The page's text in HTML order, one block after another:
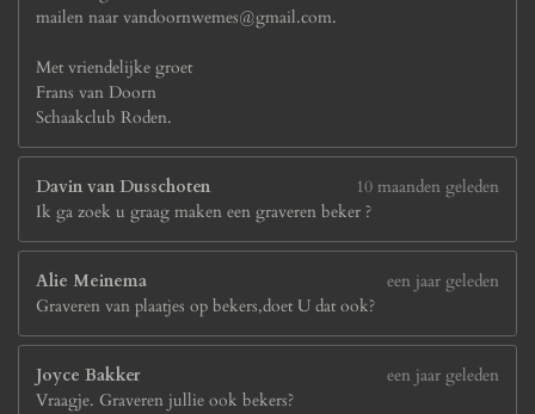
mailen naar vandoornwemes@gmail.com.
Met vriendelijke groet
Frans van Doorn
Schaakclub Roden.
Davin van Dusschoten
10 maanden geleden
Ik ga zoek u graag maken een graveren beker ?
Alie Meinema
een jaar geleden
Graveren van plaatjes op bekers,doet U dat ook?
Joyce Bakker
een jaar geleden
Vraagje. Graveren jullie ook bekers?